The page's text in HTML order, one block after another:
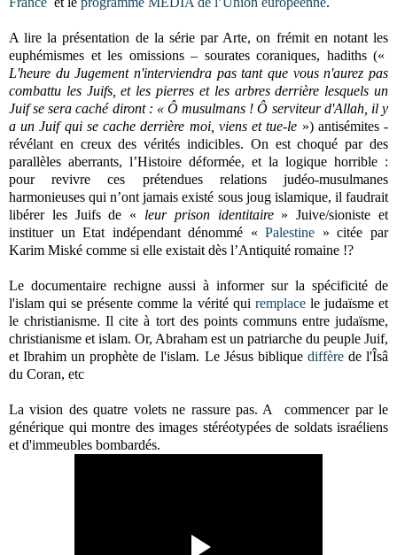
A lire la présentation de la série par Arte, on frémit en notant les
euphémismes et les omissions – sourates coraniques, hadiths («
L'heure du Jugement n'interviendra pas tant que vous n'aurez pas
combattu les Juifs, et les pierres et les arbres derrière lesquels un
Juif se sera caché diront : « Ô musulmans ! Ô serviteur d'Allah, il y
a un Juif qui se cache derrière moi, viens et tue-le ») antisémites -
révélant en creux des vérités indicibles. On est choqué par des
parallèles aberrants, l’Histoire déformée, et la logique horrible :
pour revivre ces prétendues relations judéo-musulmanes
harmonieuses qui n’ont jamais existé sous joug islamique, il faudrait
libérer les Juifs de « leur prison identitaire» Juive/sioniste et
instituer un Etat indépendant dénommé «Palestine » citée par
Karim Miské comme si elle existait dès l’Antiquité romaine !?
Le documentaire rechigne aussi à informer sur la spécificité de
l'islam qui se présente comme la vérité qui remplacele judaïsme et
le christianisme. Il cite à tort des points communs entre judaïsme,
christianisme et islam. Or, Abraham est un patriarche du peuple Juif,
et Ibrahim un prophète de l'islam. Le Jésus biblique diffèrede l'Îsâ
du Coran, etc
La vision des quatre volets ne rassure pas. A commencer par le
générique qui montre des images stéréotypées de soldats israéliens
et d'immeubles bombardés.